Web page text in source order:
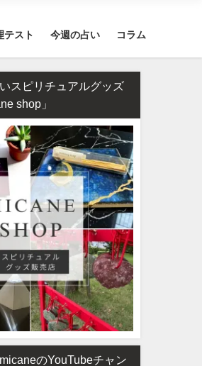
テスト 今週の占い コラム
同士の恋愛で
倫）は成就す
四柱推命で占う2026年のあ
の運勢【生年月日で無料鑑
スピリチュアルグッズ
shop」
のYouTubeチャン